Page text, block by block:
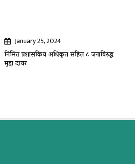
January 25, 2024
निमित्त प्रशासकिय अधिकृत सहित ८ जनाविरुद्ध
मुद्दा दायर